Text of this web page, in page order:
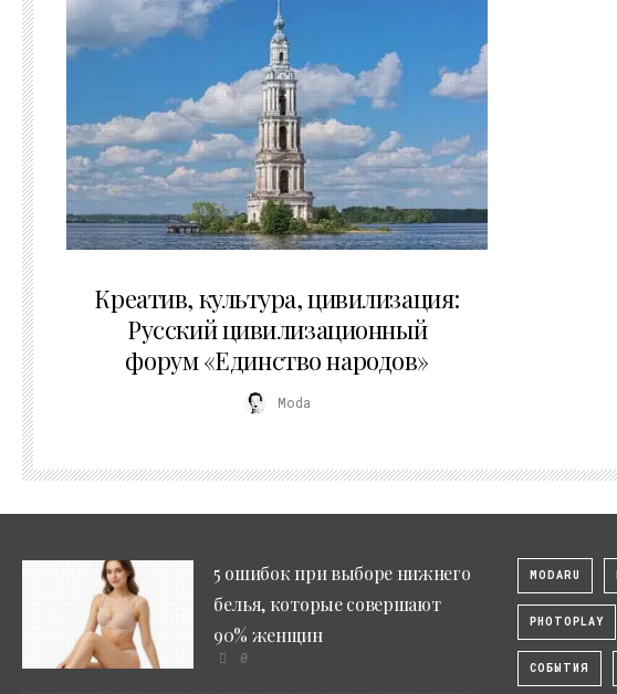
Креатив, культура, цивилизация:
Русский цивилизационный
форум «Единство народов»
Moda
5 ошибок при выборе нижнего
белья, которые совершают
90% женщин
0
MODARU
PHOTOPLAY
СОБЫТИЯ